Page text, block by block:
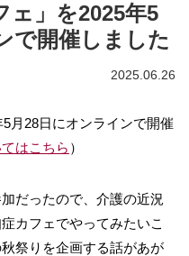
6111(代表)
ェ」を2025年5
で開催しました
2025.06.26
5月28日にオンラインで開催
はこちら ）
だったので、介護の近況
カフェでやってみたいこ
祭りを企画する話があが